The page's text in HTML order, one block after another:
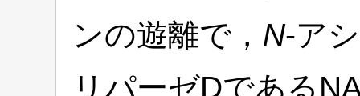
ンの遊離で， N-ア
リパーゼDである